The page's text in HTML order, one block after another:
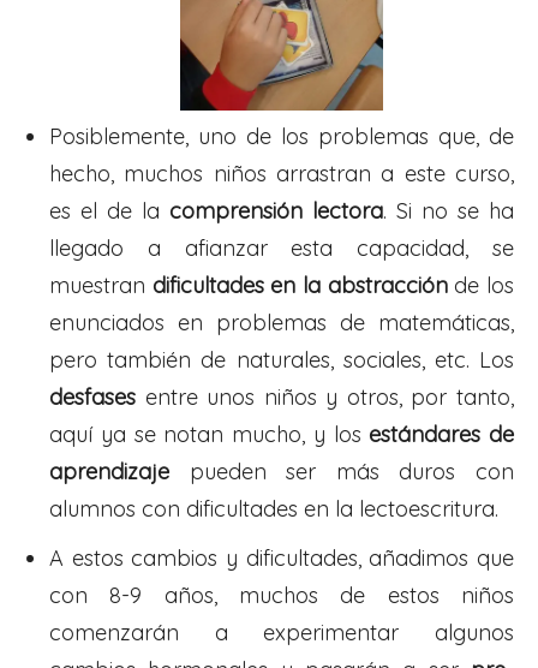
Posiblemente, uno de los problemas que, de
hecho, muchos niños arrastran a este curso,
es el de la comprensión lectora. Si no se ha
llegado a afianzar esta capacidad, se
muestran dificultades en la abstracciónde los
enunciados en problemas de matemáticas,
pero también de naturales, sociales, etc. Los
desfases entre unos niños y otros, por tanto,
aquí ya se notan mucho, y los estándares de
aprendizaje pueden ser más duros con
alumnos con dificultades en la lectoescritura.
A estos cambios y dificultades, añadimos que
con 8-9 años, muchos de estos niños
comenzarán a experimentar algunos